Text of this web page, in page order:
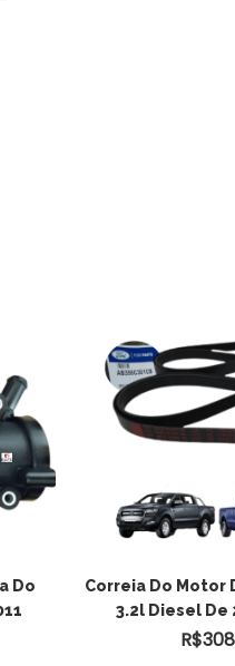
Do
Correia Do Motor
3.2l Diesel De
R$